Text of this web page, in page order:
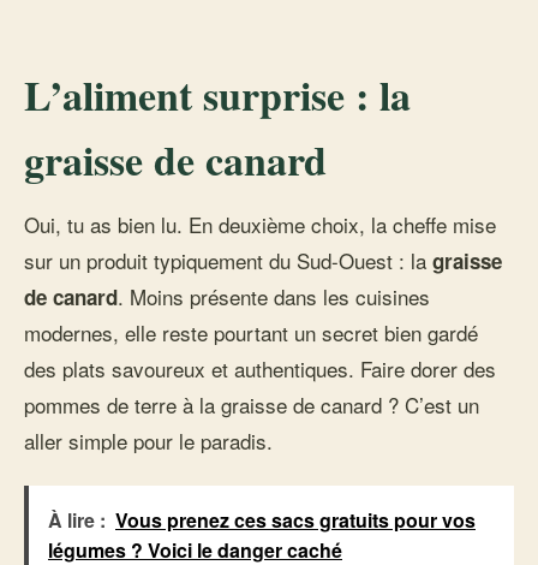
L’aliment surprise : la
graisse de canard
Oui, tu as bien lu. En deuxième choix, la cheffe mise
sur un produit typiquement du Sud-Ouest : la graisse
de canard. Moins présente dans les cuisines
modernes, elle reste pourtant un secret bien gardé
des plats savoureux et authentiques. Faire dorer des
pommes de terre à la graisse de canard ? C’est un
aller simple pour le paradis.
À lire : Vous prenez ces sacs gratuits pour vos
légumes ? Voici le danger caché